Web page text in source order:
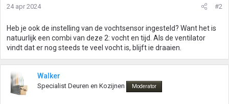
24 apr 2024 #2
Heb je ook de instelling van de vochtsensor ingesteld? Want het is
natuurlijk een combi van deze 2: vocht en tijd. Als de ventilator
vindt dat er nog steeds te veel vocht is, blijft ie draaien.
Walker
Specialist Deuren en Kozijnen Moderator